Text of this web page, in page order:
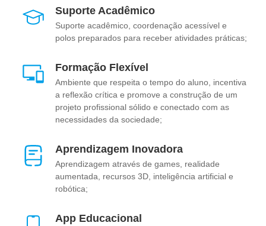
Suporte Acadêmico
Suporte acadêmico, coordenação acessível e
polos preparados para receber atividades práticas;
Formação Flexível
Ambiente que respeita o tempo do aluno, incentiva
a reflexão crítica e promove a construção de um
projeto profissional sólido e conectado com as
necessidades da sociedade;
Aprendizagem Inovadora
Aprendizagem através de games, realidade
aumentada, recursos 3D, inteligência artificial e
robótica;
App Educacional